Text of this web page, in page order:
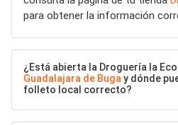
para obtener la información
¿Está abierta la Droguería la
Guadalajara de Buga y dónde
folleto local correcto?